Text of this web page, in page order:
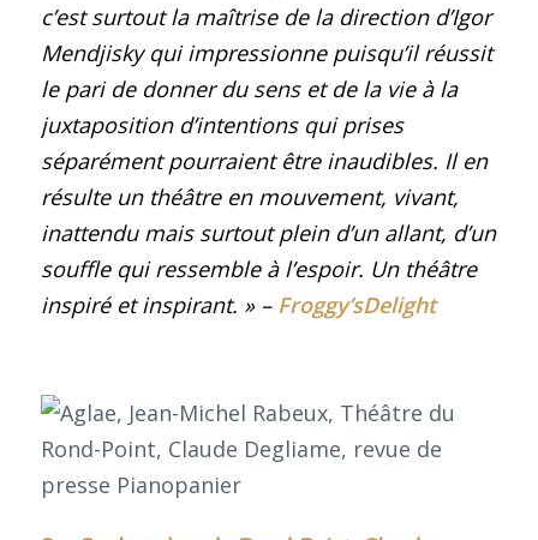
c’est surtout la maîtrise de la direction d’Igor
Mendjisky qui impressionne puisqu’il réussit
le pari de donner du sens et de la vie à la
juxtaposition d’intentions qui prises
séparément pourraient être inaudibles. Il en
résulte un théâtre en mouvement, vivant,
inattendu mais surtout plein d’un allant, d’un
souffle qui ressemble à l’espoir. Un théâtre
inspiré et inspirant. » – Froggy’sDelight